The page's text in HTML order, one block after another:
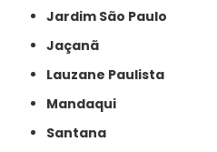
Jardim São Paulo
Jaçanã
Lauzane Paulista
Mandaqui
Santana